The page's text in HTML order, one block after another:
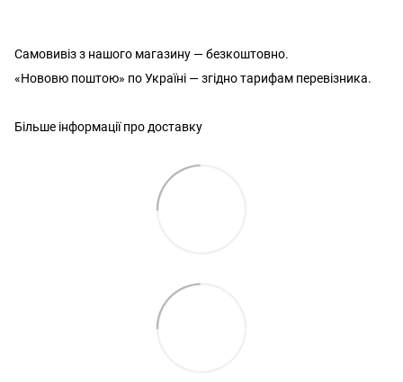
Самовивіз з нашого магазину — безкоштовно.
«Нововю поштою» по Україні — згідно тарифам перевізника.
Більше інформації про доставку